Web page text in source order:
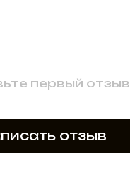
первый отзыв
отзыв